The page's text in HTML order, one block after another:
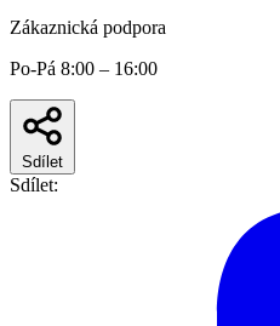
Zákaznická podpora
Po-Pá 8:00 – 16:00
Sdílet
Sdílet: